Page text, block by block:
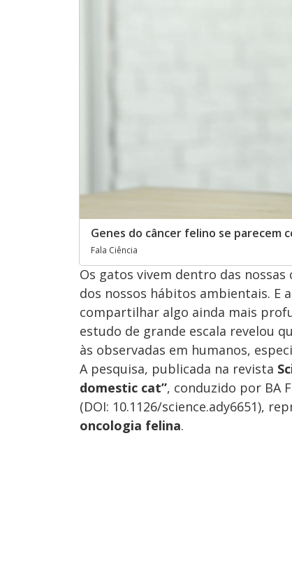
Genes do câncer felino se parecem
Fala Ciência
Os gatos vivem dentro das
dos nossos hábitos ambientais. E
compartilhar algo ainda mais
estudo de grande escala revelou
às observadas em humanos,
A pesquisa, publicada na revista
domestic cat”, conduzido por BA
(DOI: 10.1126/science.ady6651),
oncologia felina.